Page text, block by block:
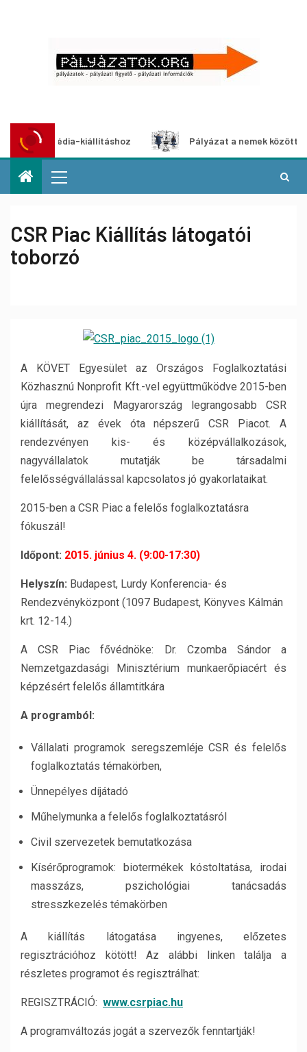
kiállításhoz Pályázat a nemek közötti
CSR Piac Kiállítás látogatói
toborzó
A KÖVET Egyesület az Országos Foglalkoztatási
Közhasznú Nonprofit Kft.-vel együttműködve 2015-ben
újra megrendezi Magyarország legrangosabb CSR
kiállítását, az évek óta népszerű CSR Piacot. A
rendezvényen kis- és középvállalkozások,
nagyvállalatok mutatják be társadalmi
felelősségvállalással kapcsolatos jó gyakorlataikat.
2015-ben a CSR Piac a felelős foglalkoztatásra
fókuszál!
Időpont: 2015. június 4. (9:00-17:30)
Helyszín: Budapest, Lurdy Konferencia- és
Rendezvényközpont (1097 Budapest, Könyves Kálmán
krt. 12-14.)
A CSR Piac fővédnöke: Dr. Czomba Sándor a
Nemzetgazdasági Minisztérium munkaerőpiacért és
képzésért felelős államtitkára
A programból:
Vállalati programok seregszemléje CSR és felelős
foglalkoztatás témakörben,
Ünnepélyes díjátadó
Műhelymunka a felelős foglalkoztatásról
Civil szervezetek bemutatkozása
Kísérőprogramok: biotermékek kóstoltatása, irodai
masszázs, pszichológiai tanácsadás
stresszkezelés témakörben
A kiállítás látogatása ingyenes, előzetes
regisztrációhoz kötött! Az alábbi linken találja a
részletes programot és regisztrálhat:
REGISZTRÁCIÓ: www.csrpiac.hu
A programváltozás jogát a szervezők fenntartják!